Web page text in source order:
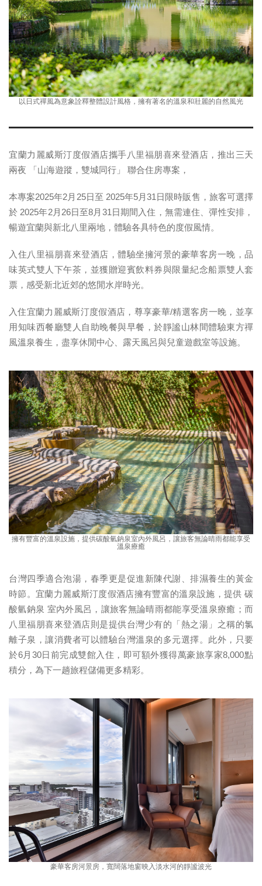
以日式禪風為意象詮釋整體設計風格，擁有著名的溫泉和壯麗的自然風光
宜蘭力麗威斯汀度假酒店攜手八里福朋喜來登酒店，推出三天
兩夜 「山海遊蹤，雙城同行」 聯合住房專案，
本專案2025年2月25日至 2025年5月31日限時販售，旅客可選擇
於 2025年2月26日至8月31日期間入住，無需連住、彈性安排，
暢遊宜蘭與新北八里兩地，體驗各具特色的度假風情。
入住八里福朋喜來登酒店，體驗坐擁河景的豪華客房一晚，品
味英式雙人下午茶，並獲贈迎賓飲料券與限量紀念船票雙人套
票，感受新北近郊的悠閒水岸時光。
入住宜蘭力麗威斯汀度假酒店，尊享豪華/精選客房一晚，並享
用知味西餐廳雙人自助晚餐與早餐，於靜謐山林間體驗東方禪
風溫泉養生，盡享休閒中心、露天風呂與兒童遊戲室等設施。
擁有豐富的溫泉設施，提供碳酸氫鈉泉室內外風呂，讓旅客無論晴雨都能享受
溫泉療癒
台灣四季適合泡湯，春季更是促進新陳代謝、排濕養生的黃金
時節。宜蘭力麗威斯汀度假酒店擁有豐富的溫泉設施，提供 碳
酸氫鈉泉 室內外風呂，讓旅客無論晴雨都能享受溫泉療癒；而
八里福朋喜來登酒店則是提供台灣少有的「熱之湯」之稱的氯
離子泉，讓消費者可以體驗台灣溫泉的多元選擇。此外，只要
於6月30日前完成雙館入住，即可額外獲得萬豪旅享家8,000點
積分，為下一趟旅程儲備更多精彩。
豪華客房河景房，寬闊落地窗映入淡水河的靜謐波光